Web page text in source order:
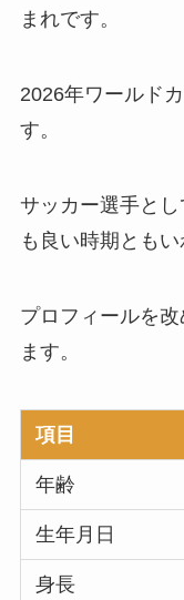
まれです。
2026年ワールド
す。
サッカー選手と
も良い時期ともい
プロフィールを
ます。
項目
年齢
生年月日
身長